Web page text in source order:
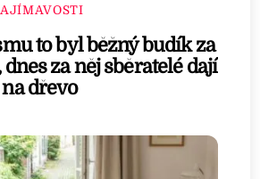
to byl běžný budík za
za něj sběratelé dají
dřevo